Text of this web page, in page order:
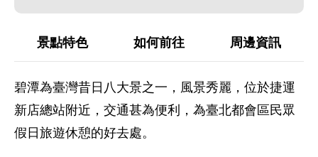
景點特色 如何前往 周邊資訊
碧潭為臺灣昔日八大景之一，風景秀麗，位於捷運
新店總站附近，交通甚為便利，為臺北都會區民眾
假日旅遊休憩的好去處。